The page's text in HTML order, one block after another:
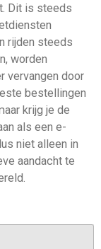
Dit is steeds
rijden steeds
worden
vervangen door
bestellingen
krijg je de
als een e-
niet alleen in
aandacht te